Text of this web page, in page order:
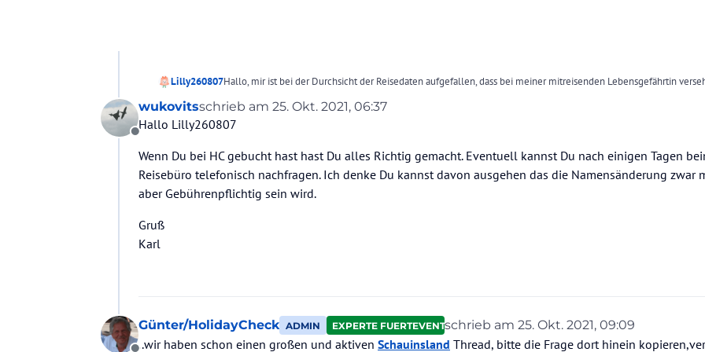
Lilly260807Hallo, mir ist bei der Durchsicht der Reisedaten aufgefallen, dass bei meiner mitreisenden Lebensgefährtin
Holidaycheck habe ich bereits über das Kontaktformular informiert, hat noch wer eine Idee was man tun kann?
startet mirgen in 4 Wochen. Vielen Dank
Offline
wukovitsschrieb am 25. Okt. 2021, 06:37
zuletzt editiert von
Hallo Lilly260807
Wenn Du bei HC gebucht hast hast Du alles Richtig gemacht. Eventuell kannst Du nach einigen Tagen
Reisebüro telefonisch nachfragen. Ich denke Du kannst davon ausgehen das die Namensänderung zwar
aber Gebührenpflichtig sein wird.
Gruß
Karl
Günter/HolidayCheck ADMIN EXPERTE FUERTEVENTURAschrieb am 25. Okt. 2021, 09:09
zuletzt editiert von Günter/HolidayCheck
..wir haben schon einen großen und aktiven Schauinsland Thread, bitte die Frage dort hinein